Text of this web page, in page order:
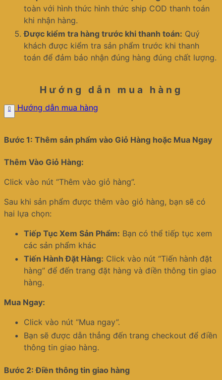
toàn với hình thức hình thức ship COD thanh toán
khi nhận hàng.
Được kiểm tra hàng trước khi thanh toán: Quý
khách được kiểm tra sản phẩm trước khi thanh
toán để đảm bảo nhận đúng hàng đúng chất lượng.
Hướng dẫn mua hàng
Hướng dẫn mua hàng
Bước 1: Thêm sản phẩm vào Giỏ Hàng hoặc Mua Ngay
Thêm Vào Giỏ Hàng:
Click vào nút “Thêm vào giỏ hàng”.
Sau khi sản phẩm được thêm vào giỏ hàng, bạn sẽ có
hai lựa chọn:
Tiếp Tục Xem Sản Phẩm: Bạn có thể tiếp tục xem
các sản phẩm khác
Tiến Hành Đặt Hàng: Click vào nút “Tiến hành đặt
hàng” để đến trang đặt hàng và điền thông tin giao
hàng.
Mua Ngay:
Click vào nút “Mua ngay”.
Bạn sẽ được dẫn thẳng đến trang checkout để điền
thông tin giao hàng.
Bước 2: Điền thông tin giao hàng